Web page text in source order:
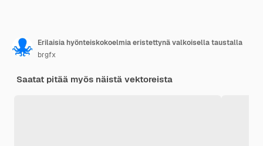
Erilaisia hyönteiskokoelmia eristettynä valkoisella taustalla
brgfx
Saatat pitää myös näistä vektoreista